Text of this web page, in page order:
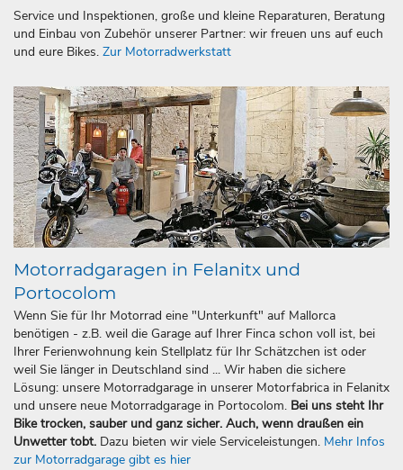
Service und Inspektionen, große und kleine Reparaturen, Beratung
und Einbau von Zubehör unserer Partner: wir freuen uns auf euch
und eure Bikes. Zur Motorradwerkstatt
Motorradgaragen in Felanitx und
Portocolom
Wenn Sie für Ihr Motorrad eine "Unterkunft" auf Mallorca
benötigen - z.B. weil die Garage auf Ihrer Finca schon voll ist, bei
Ihrer Ferienwohnung kein Stellplatz für Ihr Schätzchen ist oder
weil Sie länger in Deutschland sind ... Wir haben die sichere
Lösung: unsere Motorradgarage in unserer Motorfabrica in Felanitx
und unsere neue Motorradgarage in Portocolom. Bei uns steht Ihr
Bike trocken, sauber und ganz sicher. Auch, wenn draußen ein
Unwetter tobt. Dazu bieten wir viele Serviceleistungen. Mehr Infos
zur Motorradgarage gibt es hier